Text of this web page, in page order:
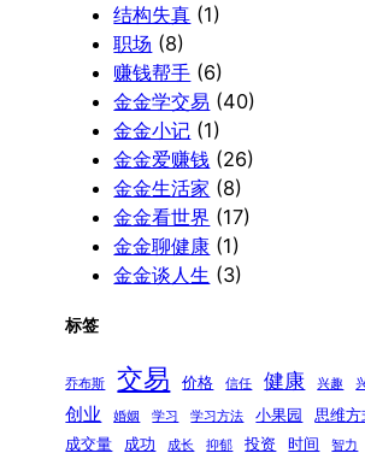
结构失真 (1)
职场 (8)
赚钱帮手 (6)
金金学交易 (40)
金金小记 (1)
金金爱赚钱 (26)
金金生活家 (8)
金金看世界 (17)
金金聊健康 (1)
金金谈人生 (3)
标签
乔布斯 交易 价格 信任 健康 兴趣
创业 婚姻 学习 学习方法 小果园 思维方
成交量 成功 成长 抑郁 投资 时间 智力